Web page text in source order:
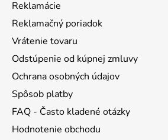
Reklamácie
Reklamačný poriadok
Vrátenie tovaru
Odstúpenie od kúpnej zmluvy
Ochrana osobných údajov
Spôsob platby
FAQ - Často kladené otázky
Hodnotenie obchodu